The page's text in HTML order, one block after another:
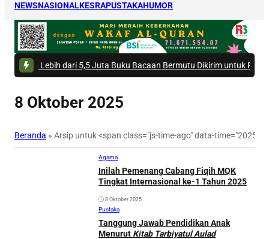
NEWSNASIONALKESRAPUSTAKAHUMOR
dari 5,5 Juta Buku Bacaan Bermutu Dikirim untuk Perkuat Literasi
8 Oktober 2025
Beranda » Arsip untuk <span class="js-time-ago" data-time="2025-
Agama
Inilah Pemenang Cabang Fiqih MQK
Tingkat Internasional ke-1 Tahun 2025
8 Oktober 2025
Pustaka
Tanggung Jawab Pendidikan Anak
Menurut Kitab Tarbiyatul Aulad